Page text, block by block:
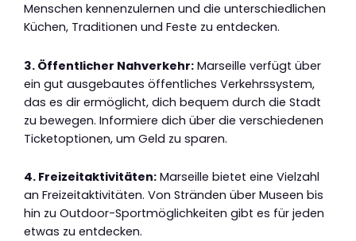
Menschen kennenzulernen und die unterschiedlichen
Küchen, Traditionen und Feste zu entdecken.
3. Öffentlicher Nahverkehr: Marseille verfügt über
ein gut ausgebautes öffentliches Verkehrssystem,
das es dir ermöglicht, dich bequem durch die Stadt
zu bewegen. Informiere dich über die verschiedenen
Ticketoptionen, um Geld zu sparen.
4. Freizeitaktivitäten: Marseille bietet eine Vielzahl
an Freizeitaktivitäten. Von Stränden über Museen bis
hin zu Outdoor-Sportmöglichkeiten gibt es für jeden
etwas zu entdecken.